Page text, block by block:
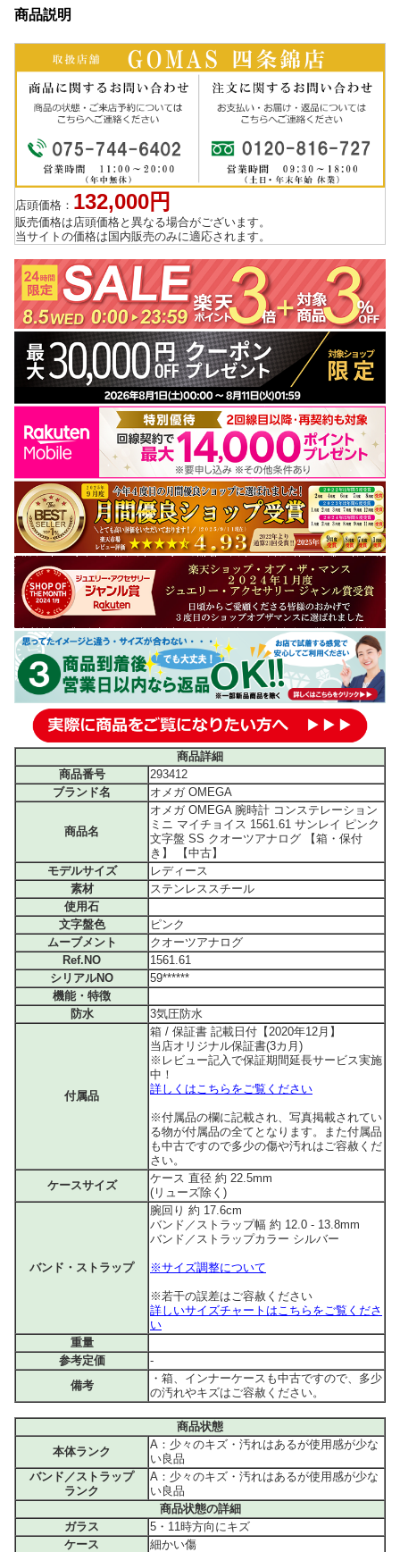
商品説明
店頭価格： 132,000円
販売価格は店頭価格と異なる場合がございます。
当サイトの価格は国内販売のみに適応されます。
商品詳細
商品番号
293412
ブランド名
オメガ OMEGA
商品名
オメガ OMEGA 腕時計 コンステレーション
ミニ マイチョイス 1561.61 サンレイ ピンク
文字盤 SS クオーツアナログ 【箱・保付
き】 【中古】
モデルサイズ
レディース
素材
ステンレススチール
使用石
文字盤色
ピンク
ムーブメント
クオーツアナログ
Ref.NO
1561.61
シリアルNO
59******
機能・特徴
防水
3気圧防水
付属品
箱 / 保証書 記載日付【2020年12月】
当店オリジナル保証書(3カ月)
※レビュー記入で保証期間延長サービス実施
中！
詳しくはこちらをご覧ください
※付属品の欄に記載され、写真掲載されてい
る物が付属品の全てとなります。また付属品
も中古ですので多少の傷や汚れはご容赦くだ
さい。
ケースサイズ
ケース 直径 約 22.5mm
(リューズ除く)
バンド・ストラップ
腕回り 約 17.6cm
バンド／ストラップ幅 約 12.0 - 13.8mm
バンド／ストラップカラー シルバー
※サイズ調整について
※若干の誤差はご容赦ください
詳しいサイズチャートはこちらをご覧くださ
い
重量
参考定価
-
備考
・箱、インナーケースも中古ですので、多少
の汚れやキズはご容赦ください。
商品状態
本体ランク
A：少々のキズ・汚れはあるが使用感が少な
い良品
バンド／ストラップ
ランク
A：少々のキズ・汚れはあるが使用感が少な
い良品
商品状態の詳細
ガラス
5・11時方向にキズ
ケース
細かい傷